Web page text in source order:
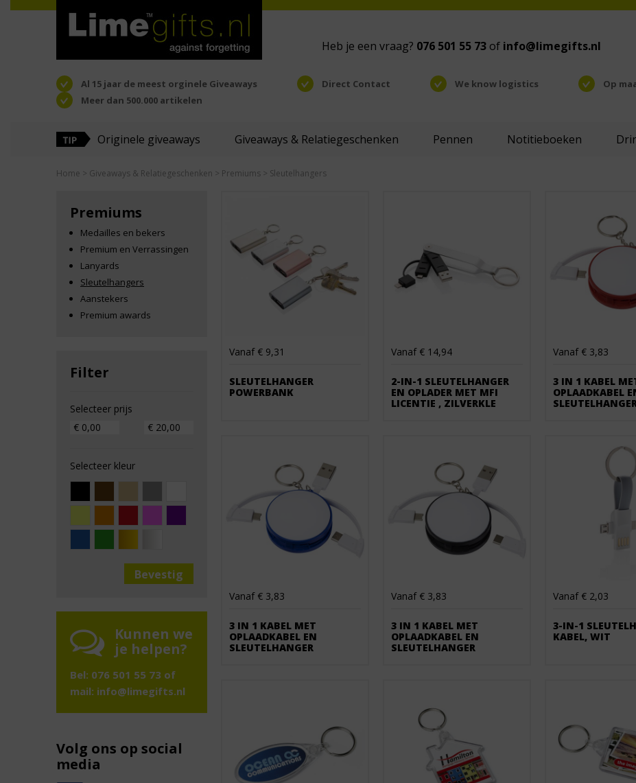
Heb je een vraag? 076 501 55 73of info@limegifts.nl
Al 15 jaar de meest orginele Giveaways Direct Contact We know logistics
Op
Meer dan 500.000 artikelen
Originele giveaways Giveaways & Relatiegeschenken Pennen Notitieboeken
Home > Giveaways & Relatiegeschenken > Premiums > Sleutelhangers
Premiums
Medailles en bekers
Premium en Verrassingen
Lanyards
Sleutelhangers
Aanstekers
Premium awards
Filter
Selecteer prijs
Selecteer kleur
Kunnen we
je helpen?
Bel: 076 501 55 73 of
mail: info@limegifts.nl
Volg ons op social
media
Vanaf € 9,31
SLEUTELHANGER
POWERBANK
Vanaf € 14,94
2-IN-1 SLEUTELHANGER
EN OPLADER MET MFI
LICENTIE , ZILVERKLE
Vanaf € 3,83
3 IN 1 KABEL
OPLAADKABEL
Vanaf € 3,83
3 IN 1 KABEL MET
OPLAADKABEL EN
SLEUTELHANGER
Vanaf € 3,83
3 IN 1 KABEL MET
OPLAADKABEL EN
SLEUTELHANGER
Vanaf € 2,03
3-IN-1
KABEL, WIT